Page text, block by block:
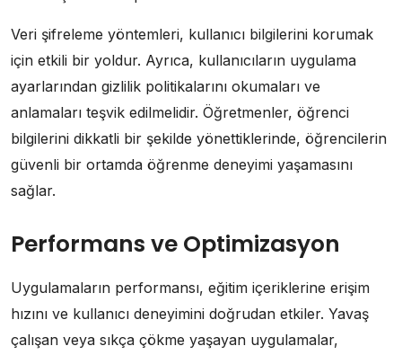
Veri şifreleme yöntemleri, kullanıcı bilgilerini korumak
için etkili bir yoldur. Ayrıca, kullanıcıların uygulama
ayarlarından gizlilik politikalarını okumaları ve
anlamaları teşvik edilmelidir. Öğretmenler, öğrenci
bilgilerini dikkatli bir şekilde yönettiklerinde, öğrencilerin
güvenli bir ortamda öğrenme deneyimi yaşamasını
sağlar.
Performans ve Optimizasyon
Uygulamaların performansı, eğitim içeriklerine erişim
hızını ve kullanıcı deneyimini doğrudan etkiler. Yavaş
çalışan veya sıkça çökme yaşayan uygulamalar,